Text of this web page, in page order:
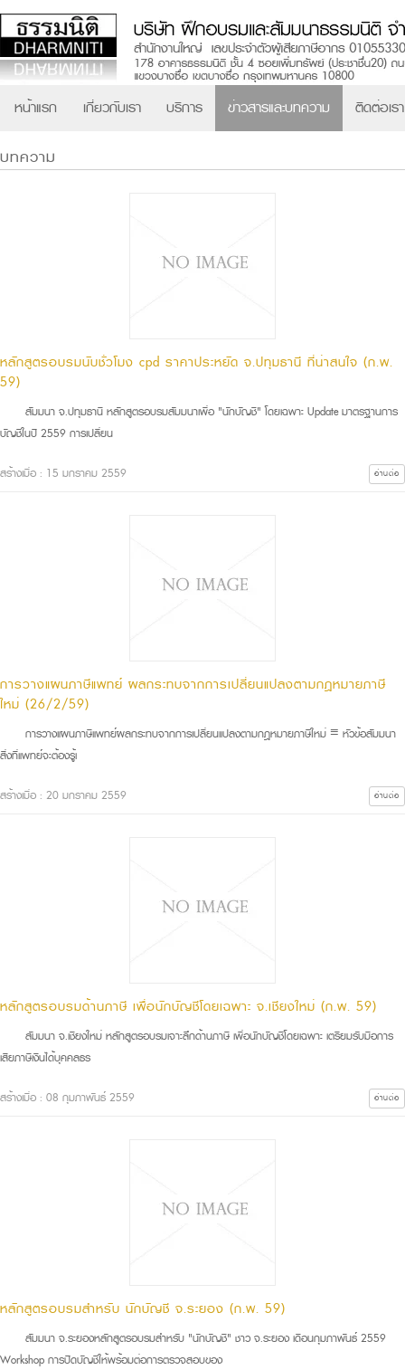
หน้าแรก เกี่ยวกับเรา บริการ ข่าวสารและบทความ ติดต่อเรา
บทความ
หลักสูตรอบรมนับชั่วโมง cpd ราคาประหยัด จ.ปทุมธานี ที่น่าสนใจ (ก.พ.
59)
สัมมนา จ.ปทุมธานี หลักสูตรอบรมสัมมนาเพื่อ "นักบัญชี" โดยเฉพาะ Update มาตรฐานการ
บัญชีในปี 2559 การเปลี่ยน
สร้างเมื่อ : 15 มกราคม 2559 อ่านต่อ
การวางแผนภาษีแพทย์ ผลกระทบจากการเปลี่ยนแปลงตามกฎหมายภาษี
ใหม่ (26/2/59)
การวางแผนภาษีแพทย์ผลกระทบจากการเปลี่ยนแปลงตามกฎหมายภาษีใหม่ ≡ หัวข้อสัมมนา
สิ่งที่แพทย์จะต้องรู้เ
สร้างเมื่อ : 20 มกราคม 2559 อ่านต่อ
หลักสูตรอบรมด้านภาษี เพื่อนักบัญชีโดยเฉพาะ จ.เชียงใหม่ (ก.พ. 59)
สัมมนา จ.เชียงใหม่ หลักสูตรอบรมเจาะลึกด้านภาษี เพื่อนักบัญชีโดยเฉพาะ เตรียมรับมือการ
เสียภาษีเงินได้บุคคลธร
สร้างเมื่อ : 08 กุมภาพันธ์ 2559 อ่านต่อ
หลักสูตรอบรมสำหรับ นักบัญชี จ.ระยอง (ก.พ. 59)
สัมมนา จ.ระยองหลักสูตรอบรมสำหรับ "นักบัญชี" ชาว จ.ระยอง เดือนกุมภาพันธ์ 2559
Workshop การปิดบัญชีให้พร้อมต่อการตรวจสอบของ